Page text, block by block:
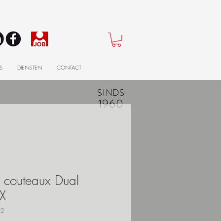
DIENSTEN CONTACT
SINDS
1960
Dual